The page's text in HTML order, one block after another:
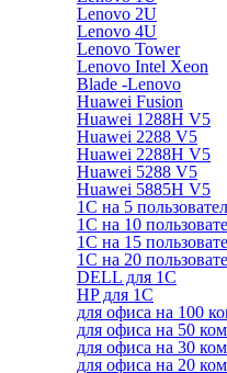
Lenovo 2U
Lenovo 4U
Lenovo Tower
Lenovo Intel Xeon
Blade -Lenovo
Huawei Fusion
Huawei 1288H V5
Huawei 2288 V5
Huawei 2288H V5
Huawei 5288 V5
Huawei 5885H V5
1С на 5
1С на 10
1С на 15
1С на 20
DELL для 1С
HP для 1С
для офиса на 100
для офиса на 50
для офиса на 30
для офиса на 20